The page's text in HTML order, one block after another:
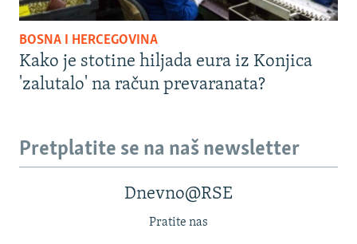
BOSNA I HERCEGOVINA
Kako je stotine hiljada eura iz Konjica
'zalutalo' na račun prevaranata?
Pretplatite se na naš newsletter
Dnevno@RSE
Pratite nas